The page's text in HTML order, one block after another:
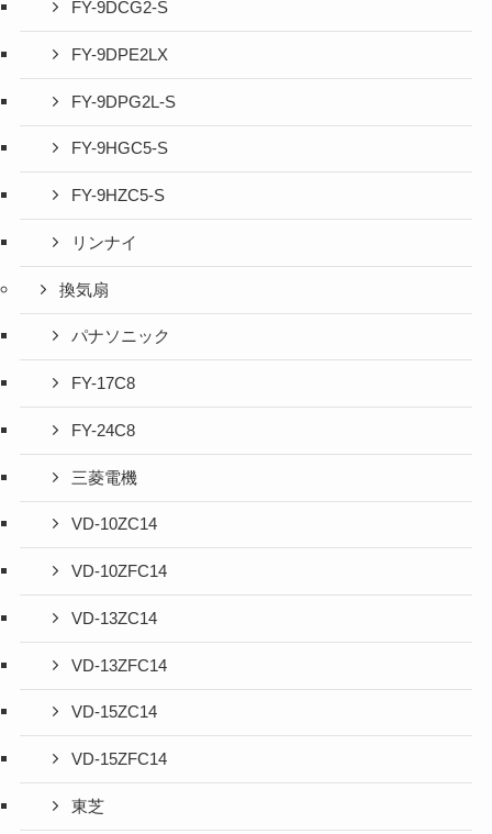
FY-9DCG2-S
FY-9DPE2LX
FY-9DPG2L-S
FY-9HGC5-S
FY-9HZC5-S
リンナイ
換気扇
パナソニック
FY-17C8
FY-24C8
三菱電機
VD-10ZC14
VD-10ZFC14
VD-13ZC14
VD-13ZFC14
VD-15ZC14
VD-15ZFC14
東芝